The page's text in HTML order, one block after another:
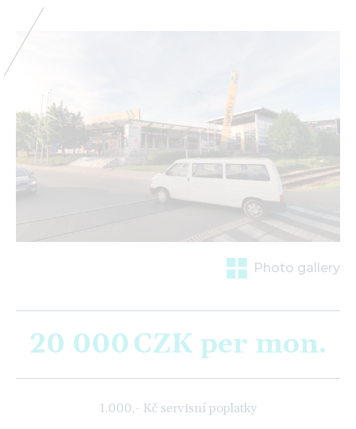
For 20 years we have been creating space
Photo gallery
20 000CZK per mon.
1.000,- Kč servisní poplatky